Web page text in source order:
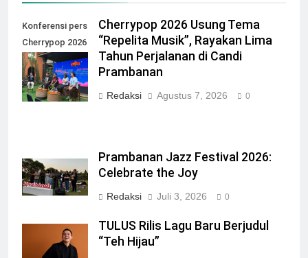
Konferensi pers
Cherrypop 2026
di Artotel Suite
Bianti
Cherrypop 2026 Usung Tema
“Repelita Musik”, Rayakan Lima
Tahun Perjalanan di Candi
Prambanan
Redaksi Agustus 7, 2026 0
Prambanan Jazz Festival 2026:
Celebrate the Joy
Redaksi Juli 3, 2026 0
TULUS Rilis Lagu Baru Berjudul
“Teh Hijau”